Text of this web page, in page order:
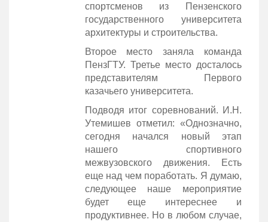
спортсменов из Пензенского
государственного университета
архитектуры и строительства.
Второе место заняла команда
ПензГТУ. Третье место досталось
представителям Первого
казачьего университета.
Подводя итог соревнований. И.Н.
Утемишев отметил: «Однозначно,
сегодня начался новый этап
нашего спортивного
межвузовского движения. Есть
еще над чем поработать. Я думаю,
следующее наше мероприятие
будет еще интереснее и
продуктивнее. Но в любом случае,